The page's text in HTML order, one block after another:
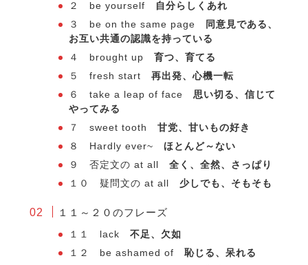
２ be yourself
自分らしくあれ
３ be on the same page
同意見である、
お互い共通の認識を持っている
４ brought up育つ、育てる
５ fresh start再出発、心機一転
６ take a leap of face思い切る、信じて
やってみる
７ sweet tooth甘党、甘いもの好き
８ Hardly ever~ほとんど～ない
９ 否定文の at all全く、全然、さっぱり
１０ 疑問文の at all 少しでも、そもそも
１１～２０のフレーズ
１１ lack不足、欠如
１２ be ashamed of恥じる、呆れる